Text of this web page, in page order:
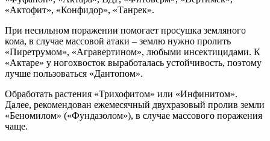
«Актофит», «Конфидор», «Танрек».
При несильном поражении помогает просушка земляного
кома, в случае массовой атаки – землю нужно пролить
«Пиретрумом», «Агравертином», любыми инсектицидами. К
«Актаре» у ногохвосток выработалась устойчивость, поэтому
лучше пользоваться «Дантопом».
Обработать растения «Трихофитом» или «Инфинитом».
Далее, рекомендован ежемесячный двухразовый пролив земли
«Беномилом» («Фундазолом»), в случае массового поражения
чаще.